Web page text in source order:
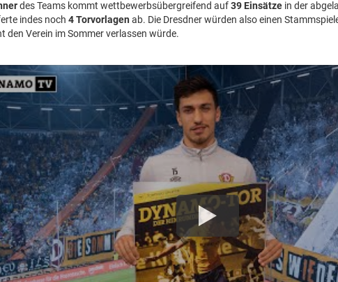
des Teams kommt wettbewerbsübergreifend auf39 Einsätze in der
indes noch 4 Torvorlagen ab. Die Dresdner würden also einen
den Verein im Sommer verlassen würde.